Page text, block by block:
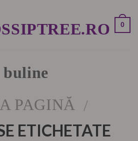
0
buline
PAGINĂ /
ETICHETATE